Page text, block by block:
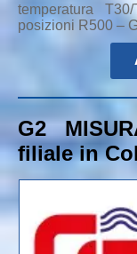
temperatura
posizioni R500 –
G2
filiale in